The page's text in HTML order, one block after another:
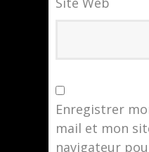
Enregistrer
mail et mon
navigateur